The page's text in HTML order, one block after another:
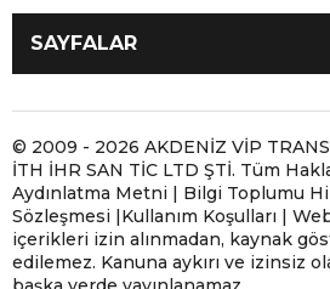
İLETİŞİM 05061800102
Antalya Motosiklet Çekici
ve Moto Yol Yardım
Antalya Motosiklet Taşıma
Hizmeti
SAYFALAR
Antalya 7/24 Moto Yol
Yardım ve Motosiklet
Taşıma
© 2009 - 2026 AKDENİZ VİP
İTH İHR SAN TİC LTD ŞTİ. Tüm
Aydınlatma Metni | Bilgi Toplumu
Sözleşmesi |Kullanım Koşulları |
içerikleri izin alınmadan, kaynak
edilemez. Kanuna aykırı ve izinsiz